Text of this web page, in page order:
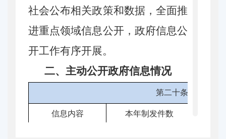
社会公布相关政策和数据，全面推
进重点领域信息公开，政府信息公
开工作有序开展。
二、主动公开政府信息情况
第二十条第（一）
信息内容 本年制发件数